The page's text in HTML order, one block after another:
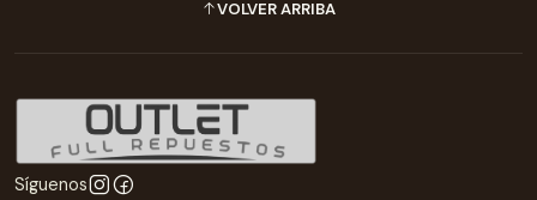
VOLVER ARRIBA
Síguenos